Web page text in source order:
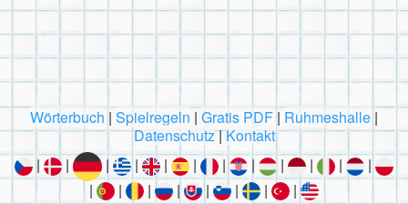
Wörterbuch | Spielregeln | Gratis PDF | Ruhmeshalle |
Datenschutz|Kontakt
|
| | | | | | | | | |
|
|
| | | | | | |